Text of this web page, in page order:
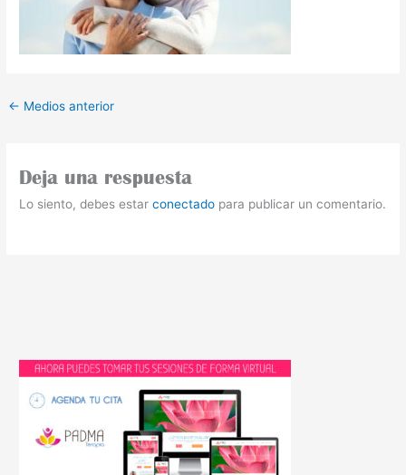
← Medios anterior
Deja una respuesta
Lo siento, debes estarconectado para publicar un comentario.